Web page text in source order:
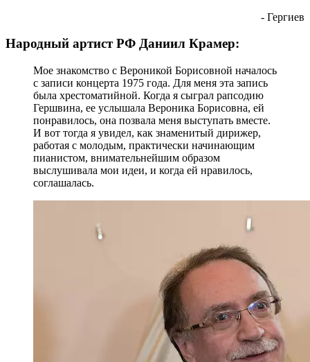
- Гергиев
Народный артист РФ Даниил Крамер:
Мое знакомство с Вероникой Борисовной началось
с записи концерта 1975 года. Для меня эта запись
была хрестоматийной. Когда я сыграл рапсодию
Гершвина, ее услышала Вероника Борисовна, ей
понравилось, она позвала меня выступать вместе.
И вот тогда я увидел, как знаменитый дирижер,
работая с молодым, практически начинающим
пианистом, внимательнейшим образом
выслушивала мои идеи, и когда ей нравилось,
соглашалась.